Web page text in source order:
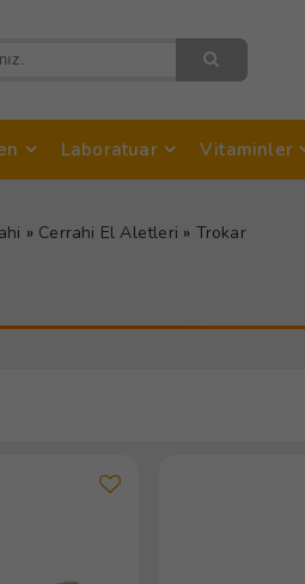
Laboratuar Vitaminler
» Cerrahi El Aletleri » Trokar